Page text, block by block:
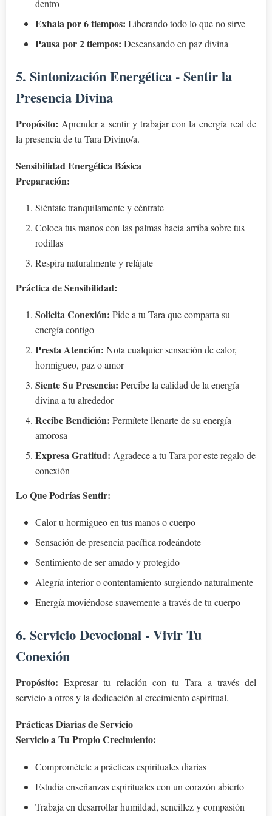
dentro
Exhala por 6 tiempos: Liberando todo lo que no sirve
Pausa por 2 tiempos: Descansando en paz divina
5. Sintonización Energética - Sentir la
Presencia Divina
Propósito: Aprender a sentir y trabajar con la energía real de
la presencia de tu Tara Divino/a.
Sensibilidad Energética Básica
Preparación:
Siéntate tranquilamente y céntrate
Coloca tus manos con las palmas hacia arriba sobre tus
rodillas
Respira naturalmente y relájate
Práctica de Sensibilidad:
Solicita Conexión: Pide a tu Tara que comparta su
energía contigo
Presta Atención: Nota cualquier sensación de calor,
hormigueo, paz o amor
Siente Su Presencia: Percibe la calidad de la energía
divina a tu alrededor
Recibe Bendición: Permítete llenarte de su energía
amorosa
Expresa Gratitud: Agradece a tu Tara por este regalo de
conexión
Lo Que Podrías Sentir:
Calor u hormigueo en tus manos o cuerpo
Sensación de presencia pacífica rodeándote
Sentimiento de ser amado y protegido
Alegría interior o contentamiento surgiendo naturalmente
Energía moviéndose suavemente a través de tu cuerpo
6. Servicio Devocional - Vivir Tu
Conexión
Propósito: Expresar tu relación con tu Tara a través del
servicio a otros y la dedicación al crecimiento espiritual.
Prácticas Diarias de Servicio
Servicio a Tu Propio Crecimiento:
Comprométete a prácticas espirituales diarias
Estudia enseñanzas espirituales con un corazón abierto
Trabaja en desarrollar humildad, sencillez y compasión